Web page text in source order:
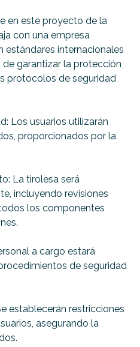
en este proyecto de la
con una empresa
estándares internacionales
garantizar la protección
protocolos de seguridad
Los usuarios utilizarán
proporcionados por la
La tirolesa será
incluyendo revisiones
los componentes
a cargo estará
de seguridad
establecerán restricciones
asegurando la